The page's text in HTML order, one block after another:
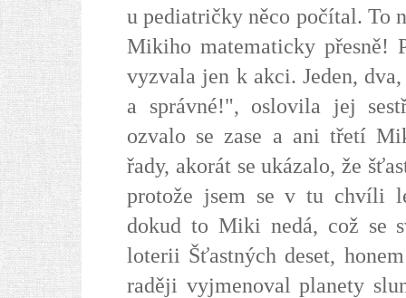
u pediatričky něco počítal. To
Mikiho matematicky přesně!
vyzvala jen k akci. Jeden,
a správné!", oslovila jej
ozvalo se zase a ani třetí
řady, akorát se ukázalo, že
protože jsem se v tu chvíli
dokud to Miki nedá, což se
loterii Šťastných deset,
raději vyjmenoval planety